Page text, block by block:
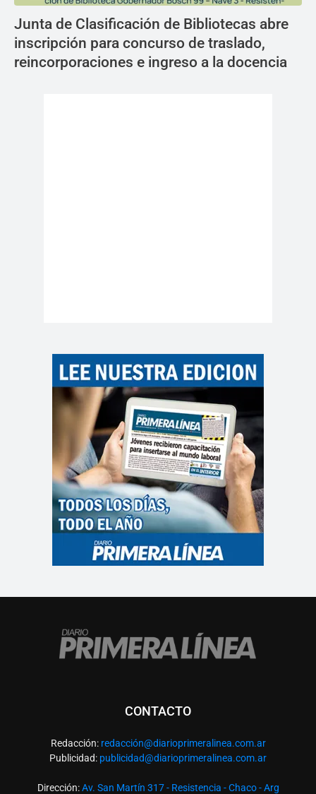
Junta de Clasificación de Bibliotecas abre
inscripción para concurso de traslado,
reincorporaciones e ingreso a la docencia
CONTACTO
Redacción: redacción@diarioprimeralinea.com.ar
Publicidad: publicidad@diarioprimeralinea.com.ar
Dirección:Av. San Martín 317 - Resistencia - Chaco - Arg